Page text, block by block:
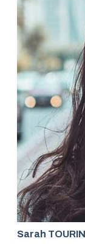
Sarah TOURIN